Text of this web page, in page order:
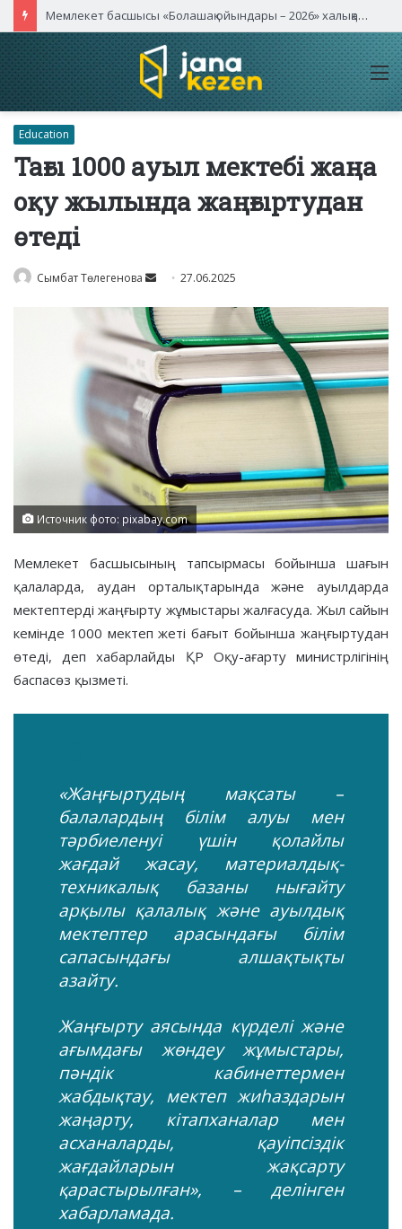
Мемлекет басшысы «Болашақ ойындары – 2026» халықаралық турнирінің ашылу салтанатына қатысты
Education
Тағы 1000 ауыл мектебі жаңа
оқу жылында жаңғыртудан
өтеді
Сымбат Төлегенова
Send
email
27.06.2025
Источник фото: pixabay.com
Мемлекет басшысының тапсырмасы бойынша шағын
қалаларда, аудан орталықтарында және ауылдарда
мектептерді жаңғырту жұмыстары жалғасуда. Жыл сайын
кемінде 1000 мектеп жеті бағыт бойынша жаңғыртудан
өтеді, деп хабарлайды ҚР Оқу-ағарту министрлігінің
баспасөз қызметі.
«Жаңғыртудың мақсаты –
балалардың білім алуы мен
тәрбиеленуі үшін қолайлы
жағдай жасау, материалдық-
техникалық базаны нығайту
арқылы қалалық және ауылдық
мектептер арасындағы білім
сапасындағы алшақтықты
азайту.
Жаңғырту аясында күрделі және
ағымдағы жөндеу жұмыстары,
пәндік кабинеттермен
жабдықтау, мектеп жиһаздарын
жаңарту, кітапханалар мен
асханаларды, қауіпсіздік
жағдайларын жақсарту
қарастырылған», – делінген
хабарламада.